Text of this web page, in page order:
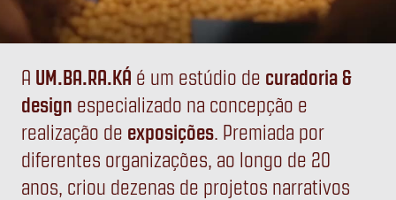
UM BA RA
A UM.BA.RA.KÁ é um estúdio de curadoria &
design especializado na concepção e
realização de exposições. Premiada por
diferentes organizações, ao longo de 20
anos, criou dezenas de projetos narrativos